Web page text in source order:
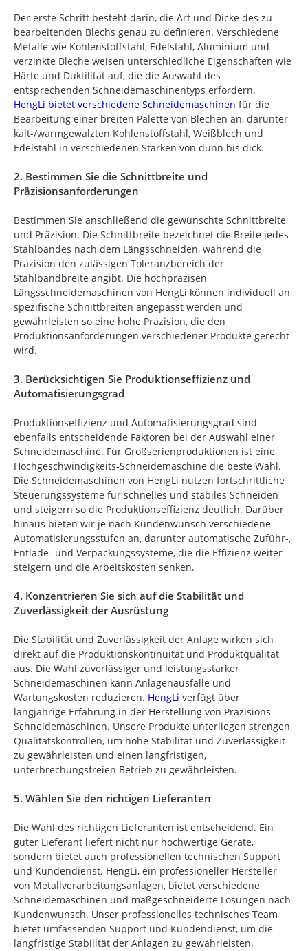
Der erste Schritt besteht darin, die Art und Dicke des zu
bearbeitenden Blechs genau zu definieren. Verschiedene
Metalle wie Kohlenstoffstahl, Edelstahl, Aluminium und
verzinkte Bleche weisen unterschiedliche Eigenschaften wie
Härte und Duktilität auf, die die Auswahl des
entsprechenden Schneidemaschinentyps erfordern.
HengLi bietet verschiedene Schneidemaschinen für die
Bearbeitung einer breiten Palette von Blechen an, darunter
kalt-/warmgewalzten Kohlenstoffstahl, Weißblech und
Edelstahl in verschiedenen Stärken von dünn bis dick.
2. Bestimmen Sie die Schnittbreite und
Präzisionsanforderungen
Bestimmen Sie anschließend die gewünschte Schnittbreite
und Präzision. Die Schnittbreite bezeichnet die Breite jedes
Stahlbandes nach dem Längsschneiden, während die
Präzision den zulässigen Toleranzbereich der
Stahlbandbreite angibt. Die hochpräzisen
Längsschneidemaschinen von HengLi können individuell an
spezifische Schnittbreiten angepasst werden und
gewährleisten so eine hohe Präzision, die den
Produktionsanforderungen verschiedener Produkte gerecht
wird.
3. Berücksichtigen Sie Produktionseffizienz und
Automatisierungsgrad
Produktionseffizienz und Automatisierungsgrad sind
ebenfalls entscheidende Faktoren bei der Auswahl einer
Schneidemaschine. Für Großserienproduktionen ist eine
Hochgeschwindigkeits-Schneidemaschine die beste Wahl.
Die Schneidemaschinen von HengLi nutzen fortschrittliche
Steuerungssysteme für schnelles und stabiles Schneiden
und steigern so die Produktionseffizienz deutlich. Darüber
hinaus bieten wir je nach Kundenwunsch verschiedene
Automatisierungsstufen an, darunter automatische Zuführ-,
Entlade- und Verpackungssysteme, die die Effizienz weiter
steigern und die Arbeitskosten senken.
4. Konzentrieren Sie sich auf die Stabilität und
Zuverlässigkeit der Ausrüstung
Die Stabilität und Zuverlässigkeit der Anlage wirken sich
direkt auf die Produktionskontinuität und Produktqualität
aus. Die Wahl zuverlässiger und leistungsstarker
Schneidemaschinen kann Anlagenausfälle und
Wartungskosten reduzieren. HengLi verfügt über
langjährige Erfahrung in der Herstellung von Präzisions-
Schneidemaschinen. Unsere Produkte unterliegen strengen
Qualitätskontrollen, um hohe Stabilität und Zuverlässigkeit
zu gewährleisten und einen langfristigen,
unterbrechungsfreien Betrieb zu gewährleisten.
5. Wählen Sie den richtigen Lieferanten
Die Wahl des richtigen Lieferanten ist entscheidend. Ein
guter Lieferant liefert nicht nur hochwertige Geräte,
sondern bietet auch professionellen technischen Support
und Kundendienst. HengLi, ein professioneller Hersteller
von Metallverarbeitungsanlagen, bietet verschiedene
Schneidemaschinen und maßgeschneiderte Lösungen nach
Kundenwunsch. Unser professionelles technisches Team
bietet umfassenden Support und Kundendienst, um die
langfristige Stabilität der Anlagen zu gewährleisten.